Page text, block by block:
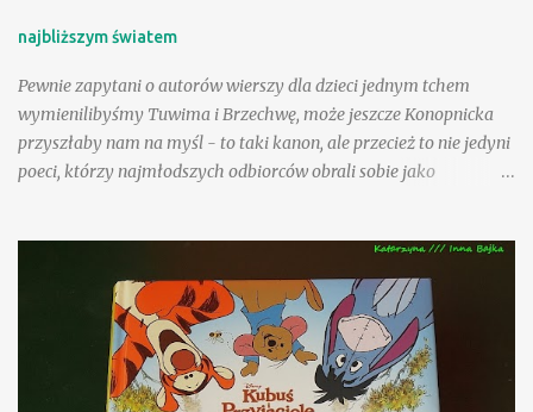
najbliższym światem
Pewnie zapytani o autorów wierszy dla dzieci jednym tchem
wymienilibyśmy Tuwima i Brzechwę, może jeszcze Konopnicka
przyszłaby nam na myśl - to taki kanon, ale przecież to nie jedyni
poeci, którzy najmłodszych odbiorców obrali sobie jako
Juliana Tuwima, po pozycjach zawierających teksty Wandy
Chotomskiej i Ludwika Jerzego Kerna, mamy teraz okazję
rozczytać się w wierszach i prozie Danuty Wawiłow. Zdarzyło się
nam już na tej stronie polecać wiersze poetki inspirowane
folklorem angielskim , pisałam także o sympatycznej lekturze
sennym marzeniom poświęconej ilustrowanej przez Jolę Richter-